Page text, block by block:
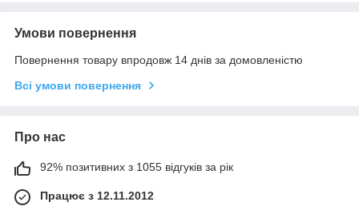
Умови повернення
Повернення товару впродовж 14 днів за домовленістю
Всі умови повернення
Про нас
92% позитивних з 1055 відгуків за рік
Працює з 12.11.2012